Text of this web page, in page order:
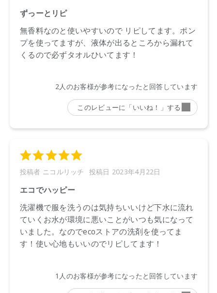
4589784678927
※通常はご注文より１～３営業日での発送となります。
商品によっては、お届けまで１～２週間かかる場合がござい
ますので予めご了承ください。
※代引き不可商品です。別の決済方法をご選択ください。
合がございます。
●パッケージのリニューアル等の理由により、成分・処方が記
載と異なる場合がございます。